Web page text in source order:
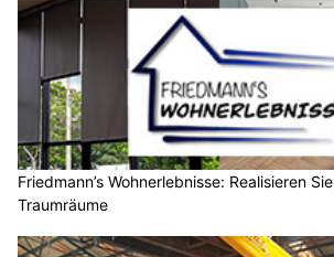
Friedmann’s Wohnerlebnisse: Realisieren
Traumräume